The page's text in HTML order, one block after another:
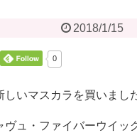
2018/1/15
0
いマスカラを買いまし
ュ・ファイバーウイッ